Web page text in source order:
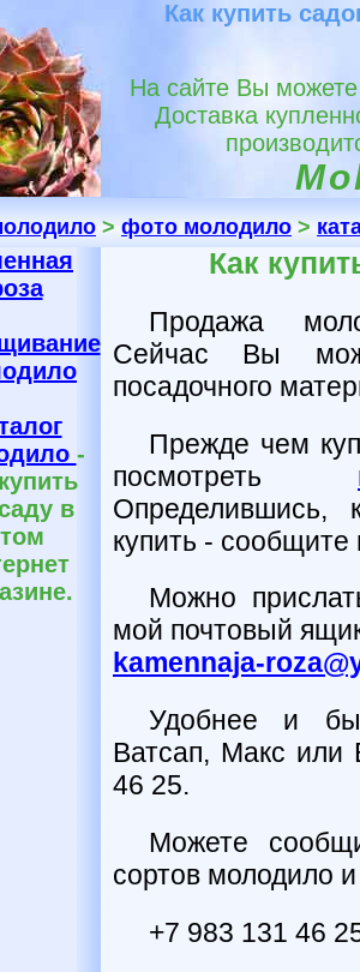
Как купить
На сайте Вы
Доставка
> фото молодило >
-
в
Как
Продажа
Сейчас Вы
посадочного
Прежде чем
посмотреть
Определившись,
купить -
Можно
мой почтовый
kamennaja-
Удобнее и
Ватсап, Макс
46 25.
Можете
сортов молодило
+7 983 131 46